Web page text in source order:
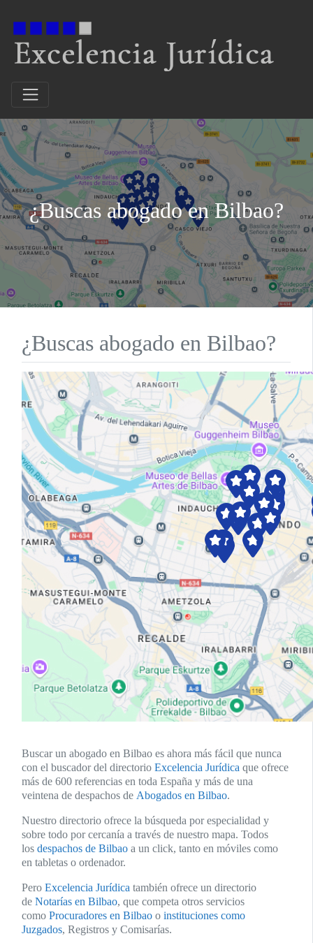
¿Buscas abogado en Bilbao?
¿Buscas abogado en Bilbao?
Buscar un abogado en Bilbao es ahora más fácil que nunca
con el buscador del directorio Excelencia Jurídica que ofrece
más de 600 referencias en toda España y más de una
veintena de despachos de Abogados en Bilbao.
Nuestro directorio ofrece la búsqueda por especialidad y
sobre todo por cercanía a través de nuestro mapa. Todos
los despachos de Bilbao a un click, tanto en móviles como
en tabletas o ordenador.
Pero Excelencia Jurídica también ofrece un directorio
de Notarías en Bilbao, que competa otros servicios
como Procuradores en Bilbao o instituciones como
Juzgados, Registros y Comisarías.